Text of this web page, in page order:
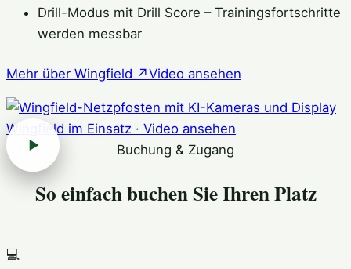
Drill-Modus mit Drill Score – Trainingsfortschritte
werden messbar
Mehr über Wingfield ↗Video ansehen
Wingfield im Einsatz · Video ansehen
Buchung & Zugang
So einfach buchen Sie Ihren Platz
💻